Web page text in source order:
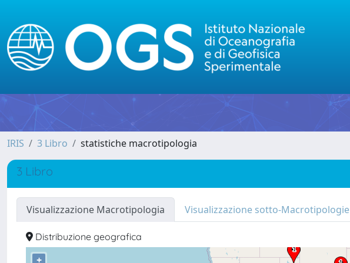
IRIS 3 Libro statistiche macrotipologia
3 Libro
Visualizzazione Macrotipologia Visualizzazione sotto-Macrotipologie
Distribuzione geografica
+